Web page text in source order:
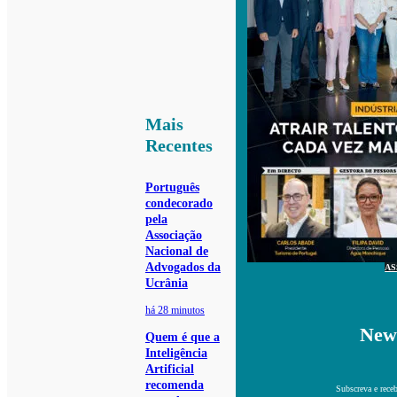
Mais
Recentes
Português
condecorado
pela
Associação
Nacional de
Advogados da
Ucrânia
há 28 minutos
Quem é que a
Inteligência
Artificial
recomenda
Subscreva e